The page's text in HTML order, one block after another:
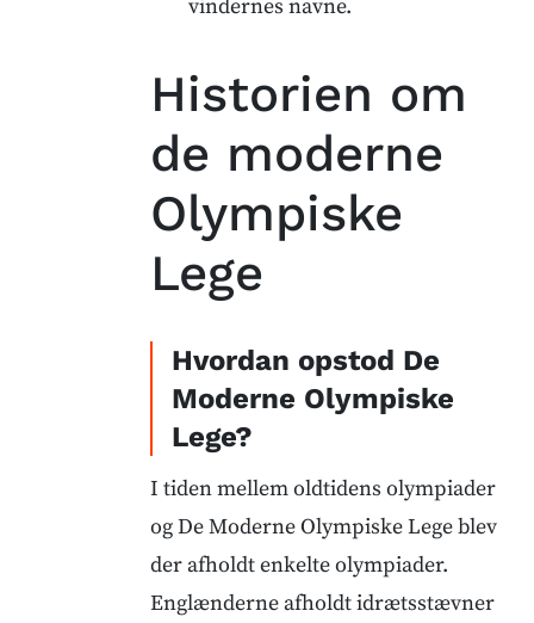
vindernes navne.
Historien om
de moderne
Olympiske
Lege
Hvordan opstod De
Moderne Olympiske
Lege?
I tiden mellem oldtidens olympiader
og De Moderne Olympiske Lege blev
der afholdt enkelte olympiader.
Englænderne afholdt idrætsstævner